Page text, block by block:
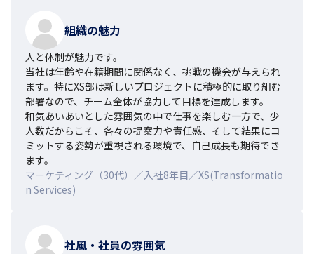
組織の魅力
人と体制が魅力です。
当社は年齢や在籍期間に関係なく、挑戦の機会が与えられ
ます。特にXS部は新しいプロジェクトに積極的に取り組む
部署なので、チーム全体が協力して目標を達成します。
和気あいあいとした雰囲気の中で仕事を楽しむ一方で、少
人数だからこそ、各々の提案力や責任感、そして結果にコ
ミットする姿勢が重視される環境で、自己成長も期待でき
ます。
マーケティング（30代）／入社8年目／XS(Transformatio
n Services)
社風・社員の雰囲気